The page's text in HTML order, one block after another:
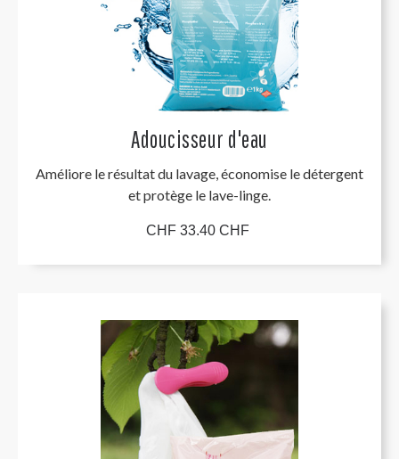
Adoucisseur d'eau
Améliore le résultat du lavage, économise le détergent
et protège le lave-linge.
CHF 33.40 CHF